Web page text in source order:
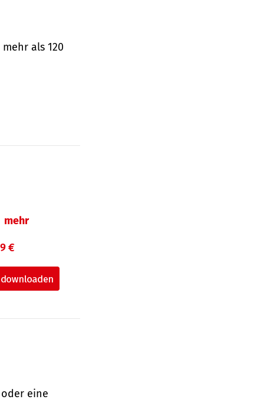
als 120
mehr
€
eine